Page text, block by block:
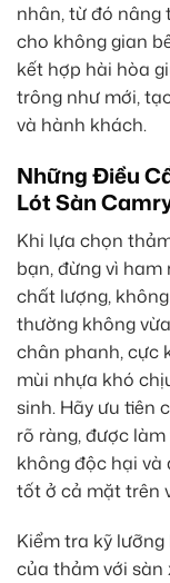
nhân, từ đó nâng
cho không gian
kết hợp hài hòa
trông như mới,
và hành khách.
Những Điều
Lót Sàn
Khi lựa chọn
bạn, đừng vì
chất lượng,
thường không
chân phanh, cực
mùi nhựa khó
sinh. Hãy ưu tiên
rõ ràng, được
không độc hại
tốt ở cả mặt trên
Kiểm tra kỹ
của thảm với